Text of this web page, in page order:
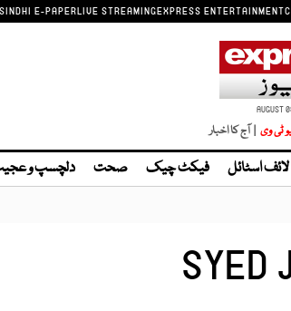
SINDHI E-PAPERLIVE STREAMINGEXPRESS ENTERTAINMENT
AUGUST
| آج کا اخبار
لائف اسٹائل فیکٹ چیک صحت دلچسپ و
SYED